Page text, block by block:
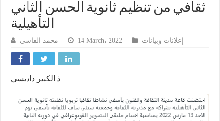
ثقافي من تنظيم ثانوية الحسن الثاني
التأهيلية
محمد الفاسي 14 March، 2022 إعلانات وبيانات
ذ الكبير داديسي